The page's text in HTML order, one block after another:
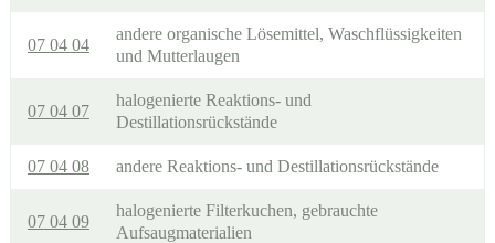
07 04 04
andere organische Lösemittel, Waschflüssigkeiten
und Mutterlaugen
07 04 07
halogenierte Reaktions- und
Destillationsrückstände
07 04 08 andere Reaktions- und Destillationsrückstände
07 04 09
halogenierte Filterkuchen, gebrauchte
Aufsaugmaterialien